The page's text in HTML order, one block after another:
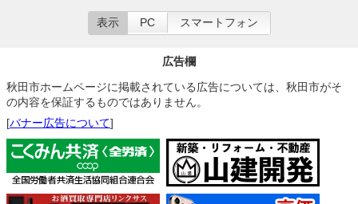
表示 PC スマートフォン
広告欄
秋田市ホームページに掲載されている広告については、秋田市がそ
の内容を保証するものではありません。
[バナー広告について]